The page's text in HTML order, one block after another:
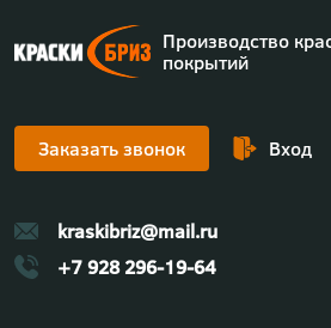
Производство
покрытий
Заказать звонок Вход
kraskibriz@mail.ru
+7 928 296-19-64